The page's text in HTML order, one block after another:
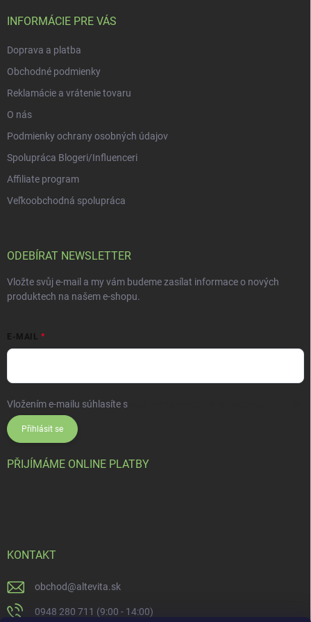
INFORMÁCIE PRE VÁS
Doprava a platba
Obchodné podmienky
Reklamácie a vrátenie tovaru
O nás
Podmienky ochrany osobných údajov
Spolupráca Blogeri/Influenceri
Affiliate program
Veľkoobchodná spolupráca
ODEBÍRAT NEWSLETTER
Vložte svůj e-mail a my vám budeme zasílat informace o nových
produktech na našem e-shopu.
E-MAIL
Vložením e-mailu súhlasíte s
Přihlásit se
PŘIJÍMÁME ONLINE PLATBY
KONTAKT
obchod@altevita.sk
0948 280 711 (9:00 - 14:00)